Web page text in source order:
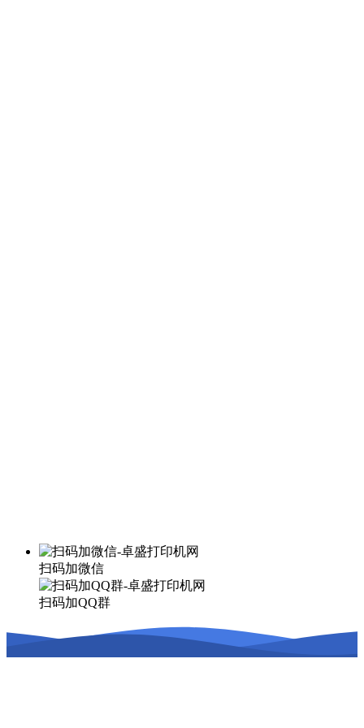
扫码加微信
扫码加QQ群